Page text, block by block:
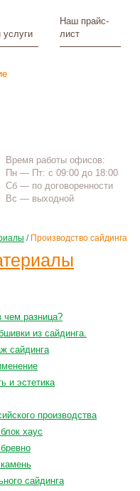
Наш прайс-
лист
Время работы офисов:
Пн — Пт: с 09:00 до 18:00
Сб — по договоренности
Вс — выходной
/ Производство сайдинга
чем разница?
из сайдинга.
сайдинга
и эстетика
производства
хаус
сайдинга